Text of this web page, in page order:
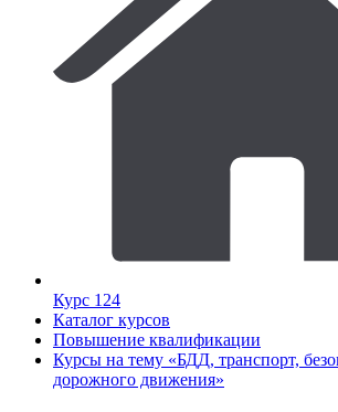
Курс 124
Каталог курсов
Повышение квалификации
Курсы на тему «БДД, транспорт,
дорожного движения»